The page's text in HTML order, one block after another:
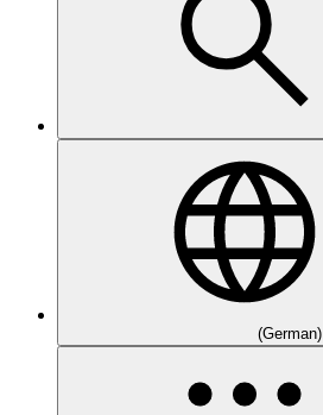
(German)